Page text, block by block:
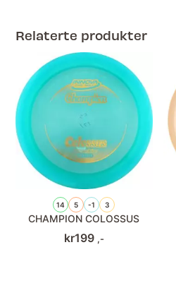
Relaterte produkter
14 5 -1 3
CHAMPION COLOSSUS
kr199 ,-